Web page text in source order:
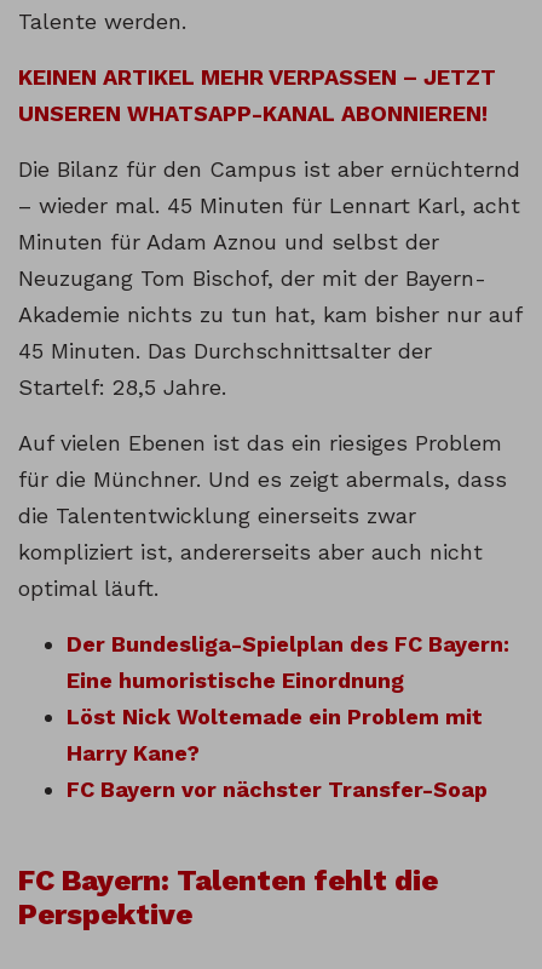
Talente werden.
KEINEN ARTIKEL MEHR VERPASSEN – JETZT
UNSEREN WHATSAPP-KANAL ABONNIEREN!
Die Bilanz für den Campus ist aber ernüchternd
– wieder mal. 45 Minuten für Lennart Karl, acht
Minuten für Adam Aznou und selbst der
Neuzugang Tom Bischof, der mit der Bayern-
Akademie nichts zu tun hat, kam bisher nur auf
45 Minuten. Das Durchschnittsalter der
Startelf: 28,5 Jahre.
Auf vielen Ebenen ist das ein riesiges Problem
für die Münchner. Und es zeigt abermals, dass
die Talententwicklung einerseits zwar
kompliziert ist, andererseits aber auch nicht
optimal läuft.
Der Bundesliga-Spielplan des FC Bayern:
Eine humoristische Einordnung
Löst Nick Woltemade ein Problem mit
Harry Kane?
FC Bayern vor nächster Transfer-Soap
FC Bayern: Talenten fehlt die
Perspektive